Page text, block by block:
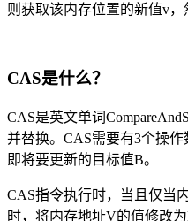
则获取该内存位置的新值v，
CAS是什么？
CAS是英文单词
并替换。CAS需要有3个操
即将要更新的目标值B。
CAS指令执行时，当且仅当
时，将内存地址V的值修改